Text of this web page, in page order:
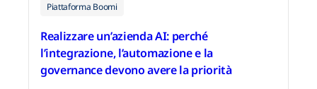
Piattaforma Boomi
Realizzare un’azienda AI: perché
l’integrazione, l’automazione e la
governance devono avere la priorità